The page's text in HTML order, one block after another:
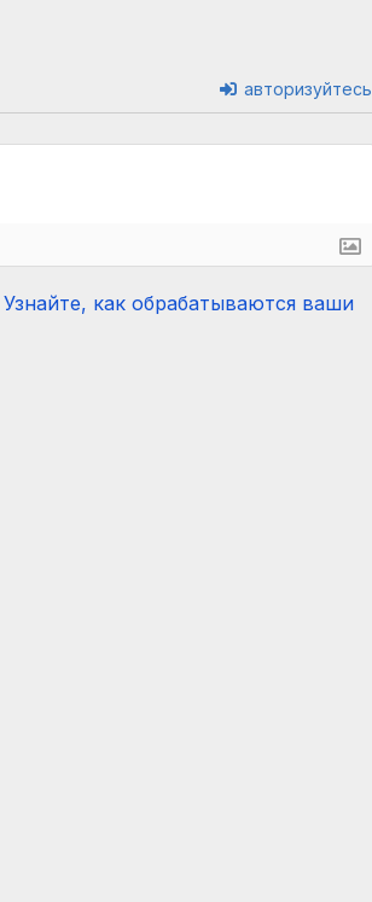
авторизуйтесь
Узнайте, как обрабатываются ваши